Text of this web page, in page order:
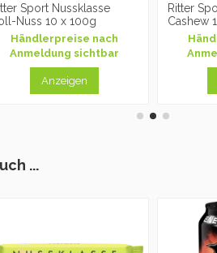
Sport Nussklasse
Nuss 10 x 100g
Händlerpreise nach
Anmeldung sichtbar
Anzeigen
Ritter
Cashew
...